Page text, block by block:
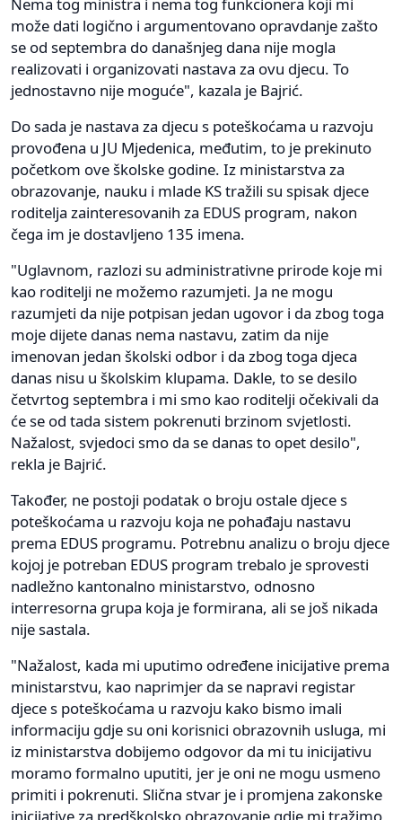
Nema tog ministra i nema tog funkcionera koji mi
može dati logično i argumentovano opravdanje zašto
se od septembra do današnjeg dana nije mogla
realizovati i organizovati nastava za ovu djecu. To
jednostavno nije moguće", kazala je Bajrić.
Do sada je nastava za djecu s poteškoćama u razvoju
provođena u JU Mjedenica, međutim, to je prekinuto
početkom ove školske godine. Iz ministarstva za
obrazovanje, nauku i mlade KS tražili su spisak djece
roditelja zainteresovanih za EDUS program, nakon
čega im je dostavljeno 135 imena.
"Uglavnom, razlozi su administrativne prirode koje mi
kao roditelji ne možemo razumjeti. Ja ne mogu
razumjeti da nije potpisan jedan ugovor i da zbog toga
moje dijete danas nema nastavu, zatim da nije
imenovan jedan školski odbor i da zbog toga djeca
danas nisu u školskim klupama. Dakle, to se desilo
četvrtog septembra i mi smo kao roditelji očekivali da
će se od tada sistem pokrenuti brzinom svjetlosti.
Nažalost, svjedoci smo da se danas to opet desilo",
rekla je Bajrić.
Također, ne postoji podatak o broju ostale djece s
poteškoćama u razvoju koja ne pohađaju nastavu
prema EDUS programu. Potrebnu analizu o broju djece
kojoj je potreban EDUS program trebalo je sprovesti
nadležno kantonalno ministarstvo, odnosno
interresorna grupa koja je formirana, ali se još nikada
nije sastala.
"Nažalost, kada mi uputimo određene inicijative prema
ministarstvu, kao naprimjer da se napravi registar
djece s poteškoćama u razvoju kako bismo imali
informaciju gdje su oni korisnici obrazovnih usluga, mi
iz ministarstva dobijemo odgovor da mi tu inicijativu
moramo formalno uputiti, jer je oni ne mogu usmeno
primiti i pokrenuti. Slična stvar je i promjena zakonske